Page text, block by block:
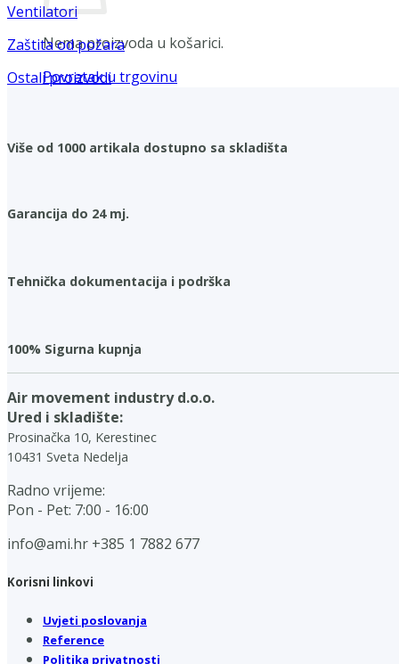
Nema proizvoda u košarici.
Povratak u trgovinu
Ventilatori
Zaštita od požara
Ostali proizvodi
Više od 1000 artikala dostupno sa skladišta
Garancija do 24 mj.
Tehnička dokumentacija i podrška
100% Sigurna kupnja
Air movement industry d.o.o.
Ured i skladište:
Prosinačka 10, Kerestinec
10431 Sveta Nedelja
Radno vrijeme:
Pon - Pet: 7:00 - 16:00
info@ami.hr +385 1 7882 677
Korisni linkovi
Uvjeti poslovanja
Reference
Politika privatnosti